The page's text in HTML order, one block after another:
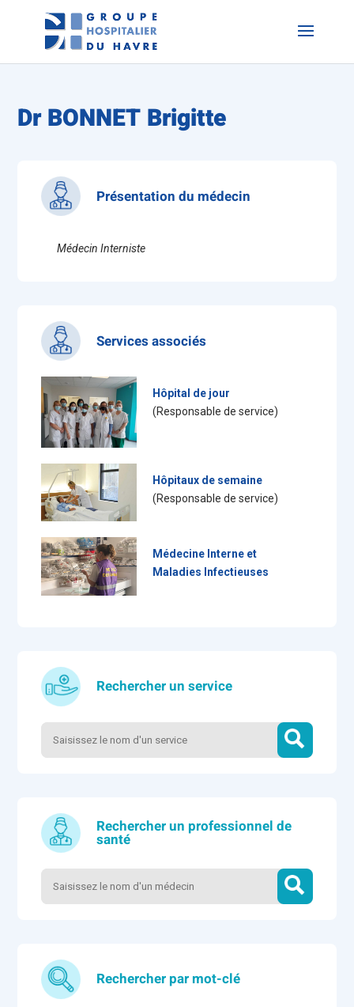
Dr BONNET Brigitte
Présentation du médecin
Médecin Interniste
Services associés
Hôpital de jour
(Responsable de service)
Hôpitaux de semaine
(Responsable de service)
Médecine Interne et
Maladies Infectieuses
Rechercher un service
Rechercher un professionnel de
santé
Rechercher par mot-clé